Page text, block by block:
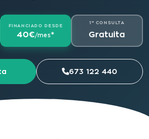
FINANCIADO DESDE
40€/mes*
1ª CONSULTA
Gratuita
673 122 440